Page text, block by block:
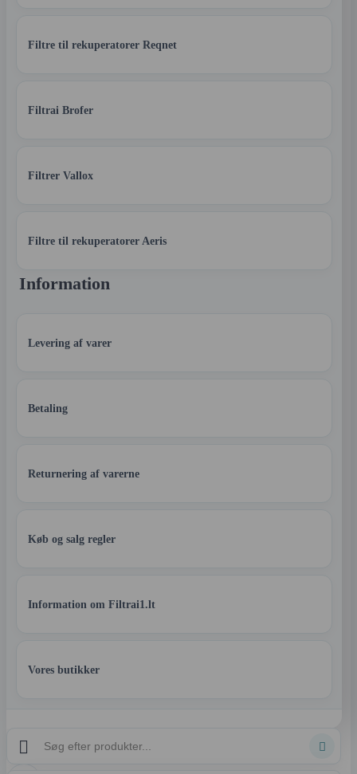
Filtre til rekuperatorer Reqnet
Filtrai Brofer
Filtrer Vallox
Filtre til rekuperatorer Aeris
Information
Levering af varer
Betaling
Returnering af varerne
Køb og salg regler
Information om Filtrai1.lt
Vores butikker
 